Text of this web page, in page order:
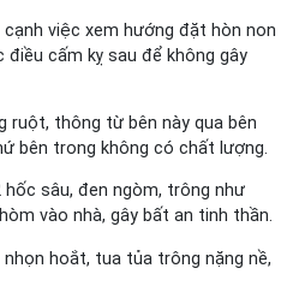
việc xem hướng đặt hòn non
điều cấm kỵ sau để không gây
ruột, thông từ bên này qua bên
bên trong không có chất lượng.
sâu, đen ngòm, trông như
vào nhà, gây bất an tinh thần.
hoắt, tua tủa trông nặng nề,